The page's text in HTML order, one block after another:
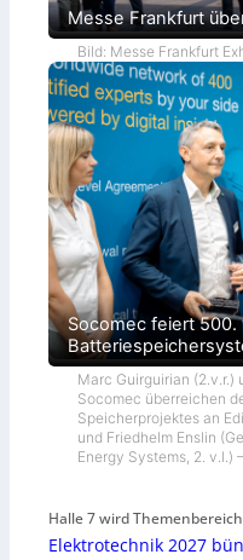
Messe Frankfurt
Bild: Messe Frankfurt
Socomec feiert 500.
Marc Guirguirian (2.v.r.)
Socomec überreichen
Speicherprojektes an
und Friedhelm Enslin
Energy Systems, 2. v.l.)
Halle 7 wird Themenbereich
Elektrotechnik 2027